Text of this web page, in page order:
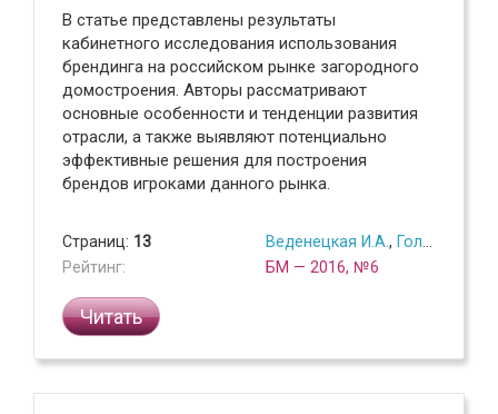
В статье представлены результаты
кабинетного исследования использования
брендинга на российском рынке загородного
домостроения. Авторы рассматривают
основные особенности и тенденции развития
отрасли, а также выявляют потенциально
эффективные решения для построения
брендов игроками данного рынка.
Страниц: 13
Рейтинг:
Веденецкая И.А. , Головнев Д.С.
БМ — 2016, №6
Читать